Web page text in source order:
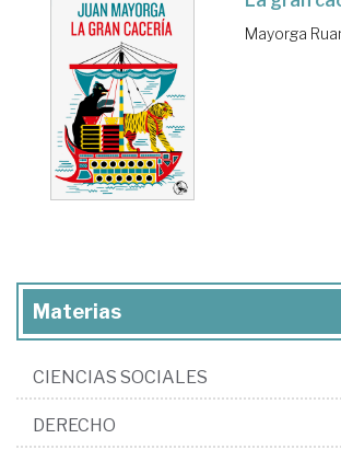
Mayorga
Materias
CIENCIAS SOCIALES
DERECHO